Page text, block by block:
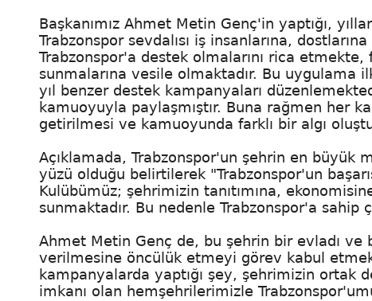
Başkanımız Ahmet Metin Genç'in yaptığı,
Trabzonspor sevdalısı iş insanlarına,
Trabzonspor'a destek olmalarını rica
sunmalarına vesile olmaktadır. Bu uygulama
yıl benzer destek kampanyaları
kamuoyuyla paylaşmıştır. Buna rağmen her
getirilmesi ve kamuoyunda farklı bir algı
Açıklamada, Trabzonspor'un şehrin en büyük
yüzü olduğu belirtilerek "Trabzonspor'un
Kulübümüz; şehrimizin tanıtımına,
sunmaktadır. Bu nedenle Trabzonspor'a
Ahmet Metin Genç de, bu şehrin bir evladı ve
verilmesine öncülük etmeyi görev kabul
kampanyalarda yaptığı şey, şehrimizin
imkanı olan hemşehrilerimizle